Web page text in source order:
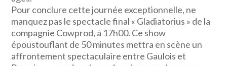
Pour conclure cette journée exceptionnelle, ne
manquez pas le spectacle final « Gladiatorius » de la
compagnie Cowprod, à 17h00. Ce show
époustouflant de 50 minutes mettra en scène un
affrontement spectaculaire entre Gaulois et